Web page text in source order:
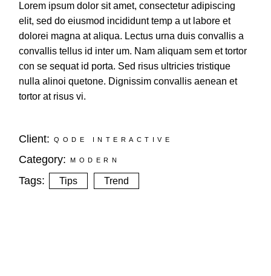
Lorem ipsum dolor sit amet, consectetur adipiscing
elit, sed do eiusmod incididunt temp a ut labore et
dolorei magna at aliqua. Lectus urna duis convallis a
convallis tellus id inter um. Nam aliquam sem et tortor
con se sequat id porta. Sed risus ultricies tristique
nulla alinoi quetone. Dignissim convallis aenean et
tortor at risus vi.
Client: QODE INTERACTIVE
Category: MODERN
Tags: Tips Trend